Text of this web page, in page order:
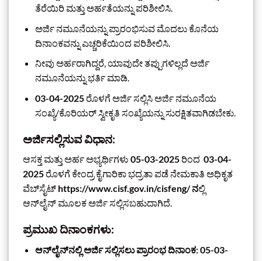
ತೆರೆಯಿರಿ ಮತ್ತು ಅರ್ಹತೆಯನ್ನು ಪರಿಶೀಲಿಸಿ.
ಅರ್ಜಿ ನಮೂನೆಯನ್ನು ಪ್ರಾರಂಭಿಸುವ ಮೊದಲು ಕೊನೆಯ
ದಿನಾಂಕವನ್ನು ಎಚ್ಚರಿಕೆಯಿಂದ ಪರಿಶೀಲಿಸಿ.
ನೀವು ಅರ್ಹರಾಗಿದ್ದರೆ, ಯಾವುದೇ ತಪ್ಪುಗಳಿಲ್ಲದೆ ಅರ್ಜಿ
ನಮೂನೆಯನ್ನು ಭರ್ತಿ ಮಾಡಿ.
03-04-2025ರೊಳಗೆ ಅರ್ಜಿ ಸಲ್ಲಿಸಿ ಅರ್ಜಿ ನಮೂನೆಯ
ಸಂಖ್ಯೆ/ಕೊರಿಯರ್ ಸ್ವೀಕೃತಿ ಸಂಖ್ಯೆಯನ್ನು ಸುರಕ್ಷಿತವಾಗಿಡಬೇಕು.
ಅರ್ಜಿಸಲ್ಲಿಸುವ ವಿಧಾನ:
ಆಸಕ್ತ ಮತ್ತು ಅರ್ಹ ಅಭ್ಯರ್ಥಿಗಳು 05-03-2025ರಿಂದ 03-04-
2025 ರೊಳಗೆ ಕೇಂದ್ರ ಕೈಗಾರಿಕಾ ಭದ್ರತಾ ಪಡೆ ನೇಮಕಾತಿ ಅಧಿಕೃತ
ವೆಬ್‌ಸೈಟ್ https://www.cisf.gov.in/cisfeng/ ನಲ್ಲಿ
ಆನ್‌ಲೈನ್‌ ಮೂಲಕ ಅರ್ಜಿ ಸಲ್ಲಿಸಬಹುದಾಗಿದೆ.
ಪ್ರಮುಖ ದಿನಾಂಕಗಳು:
ಆನ್‌ಲೈನ್‌ನಲ್ಲಿ ಅರ್ಜಿ ಸಲ್ಲಿಸಲು ಪ್ರಾರಂಭ ದಿನಾಂಕ: 05-03-